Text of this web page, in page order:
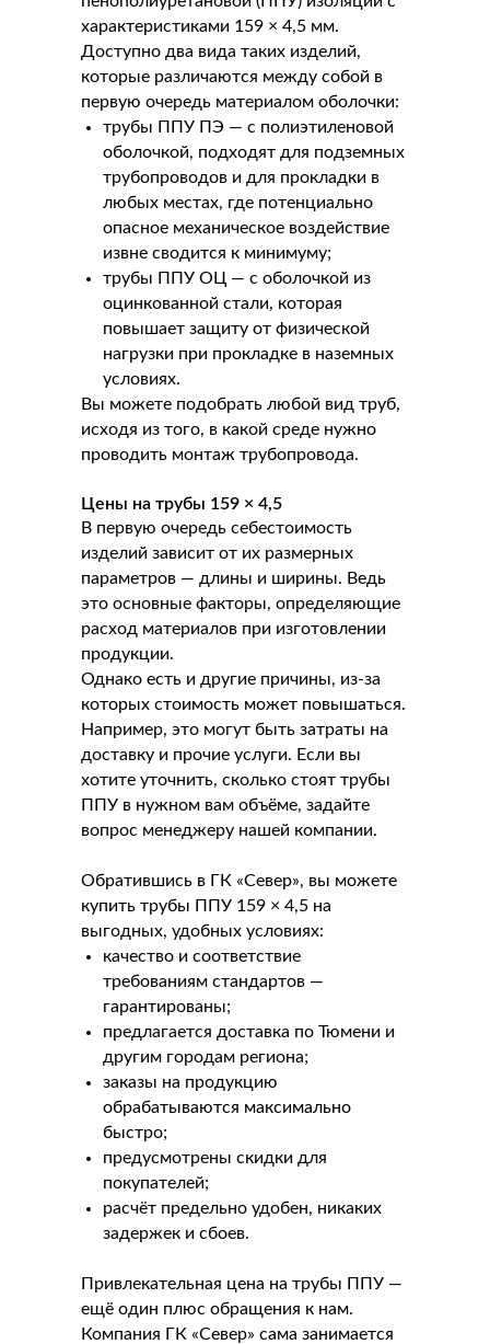
характеристиками 159 × 4,5 мм.
Доступно два вида таких изделий,
которые различаются между собой в
первую очередь материалом оболочки:
трубы ППУ ПЭ — с полиэтиленовой
оболочкой, подходят для подземных
трубопроводов и для прокладки в
любых местах, где потенциально
опасное механическое воздействие
извне сводится к минимуму;
трубы ППУ ОЦ — с оболочкой из
оцинкованной стали, которая
повышает защиту от физической
нагрузки при прокладке в наземных
условиях.
Вы можете подобрать любой вид труб,
исходя из того, в какой среде нужно
проводить монтаж трубопровода.
Цены на трубы 159 × 4,5
В первую очередь себестоимость
изделий зависит от их размерных
параметров — длины и ширины. Ведь
это основные факторы, определяющие
расход материалов при изготовлении
продукции.
Однако есть и другие причины, из-за
которых стоимость может повышаться.
Например, это могут быть затраты на
доставку и прочие услуги. Если вы
хотите уточнить, сколько стоят трубы
ППУ в нужном вам объёме, задайте
вопрос менеджеру нашей компании.
Обратившись в ГК «Север», вы можете
купить трубы ППУ 159 × 4,5 на
выгодных, удобных условиях:
качество и соответствие
требованиям стандартов —
гарантированы;
предлагается доставка по Тюмени и
другим городам региона;
заказы на продукцию
обрабатываются максимально
быстро;
предусмотрены скидки для
покупателей;
расчёт предельно удобен, никаких
задержек и сбоев.
Привлекательная цена на трубы ППУ —
ещё один плюс обращения к нам.
Компания ГК «Север» сама занимается